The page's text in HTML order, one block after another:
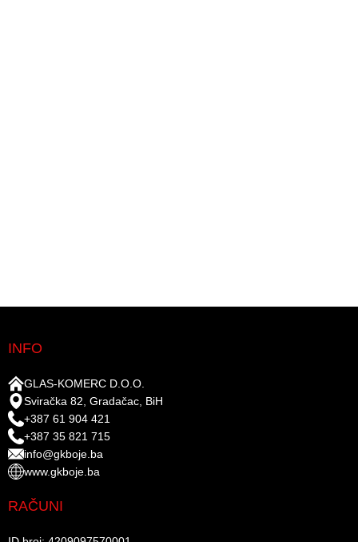
INFO
GLAS-KOMERC D.O.O.
Sviračka 82, Gradačac, BiH
+387 61 904 421
+387 35 821 715
info@gkboje.ba
www.gkboje.ba
RAČUNI